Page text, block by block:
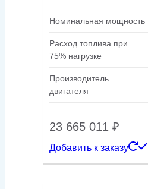
Номинальная мощность
Расход топлива при
75% нагрузке
Производитель
двигателя
23 665 011 ₽
Добавить к заказу